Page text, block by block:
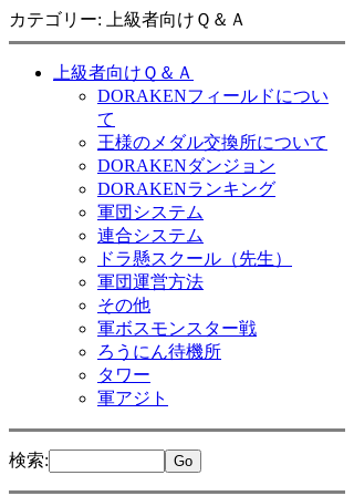
カテゴリー: 上級者向けＱ＆Ａ
上級者向けＱ＆Ａ
DORAKENフィールドについ
て
王様のメダル交換所について
DORAKENダンジョン
DORAKENランキング
軍団システム
連合システム
ドラ懸スクール（先生）
軍団運営方法
その他
軍ボスモンスター戦
ろうにん待機所
タワー
軍アジト
検索: